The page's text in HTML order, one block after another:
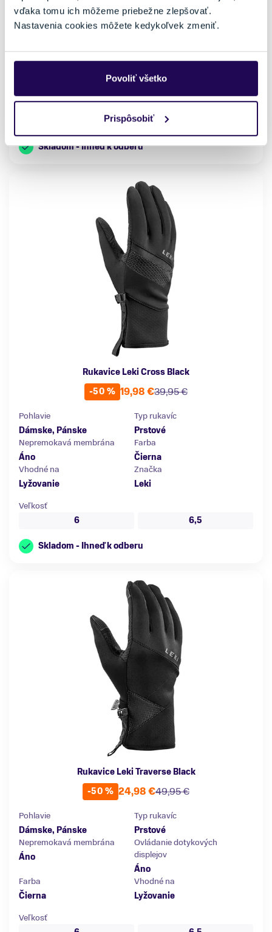
vďaka tomu ich môžeme priebežne zlepšovať.
Nastavenia cookies môžete kedykoľvek zmeniť.
Povoliť všetko
Prispôsobiť
Dámske
Prstové
Nepremokavá membrána
Izolácia rukavíc
Farba
Čierna
Vhodné na
Lyžovanie
6
6,5
Skladom - Ihneď k odberu
Rukavice Leki Cross Black
-50 %
39,95 €
19,98 €
Pohlavie
Dámske, Pánske
Typ rukavíc
Prstové
Nepremokavá membrána
Áno
Farba
Čierna
Vhodné na
Lyžovanie
Značka
Leki
Veľkosť
6
6,5
Skladom - Ihneď k odberu
Rukavice Leki Traverse Black
-50 %
49,95 €
24,98 €
Pohlavie
Dámske, Pánske
Typ rukavíc
Prstové
Nepremokavá membrána
Áno
Ovládanie dotykových
displejov
Áno
Farba
Čierna
Vhodné na
Lyžovanie
Veľkosť